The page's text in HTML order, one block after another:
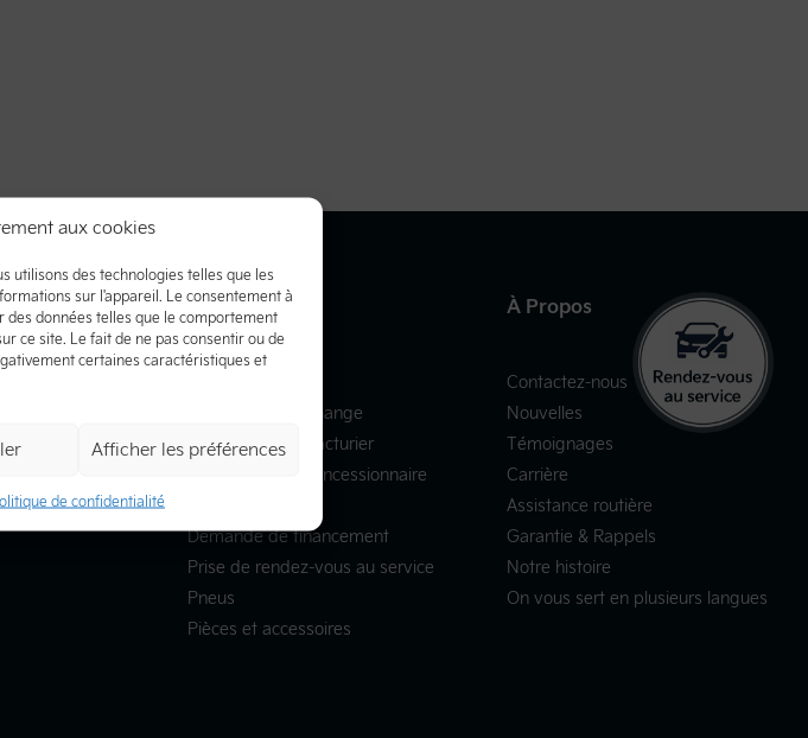
aux cookies
utilisons des technologies telles que les
sur l'appareil. Le consentement à
données telles que le comportement
ce site. Le fait de ne pas consentir ou de
certaines caractéristiques et
Afficher les préférences
de confidentialité
Liens rapides
Évaluez votre échange
Offres du manufacturier
Promotions du concessionnaire
Demande de financement
Prise de rendez-vous au service
Pneus
Pièces et accessoires
À Propos
Contactez-nous
Nouvelles
Témoignages
Carrière
Assistance routière
Garantie & Rappels
Notre histoire
On vous sert en plusieurs langues